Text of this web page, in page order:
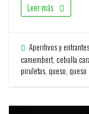
Leer más
Aperitivos y entrantes
camembert, cebolla
piruletas, queso,